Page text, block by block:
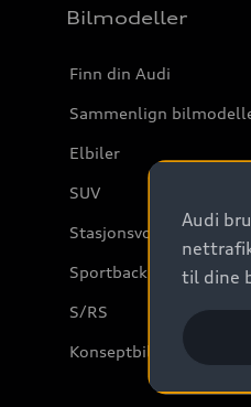
Bilmodeller
Finn din Audi
Sammenlign
Elbiler
SUV
Stasjonsvogn
Sportback
S/RS
Konseptbiler og
Audi
til dine